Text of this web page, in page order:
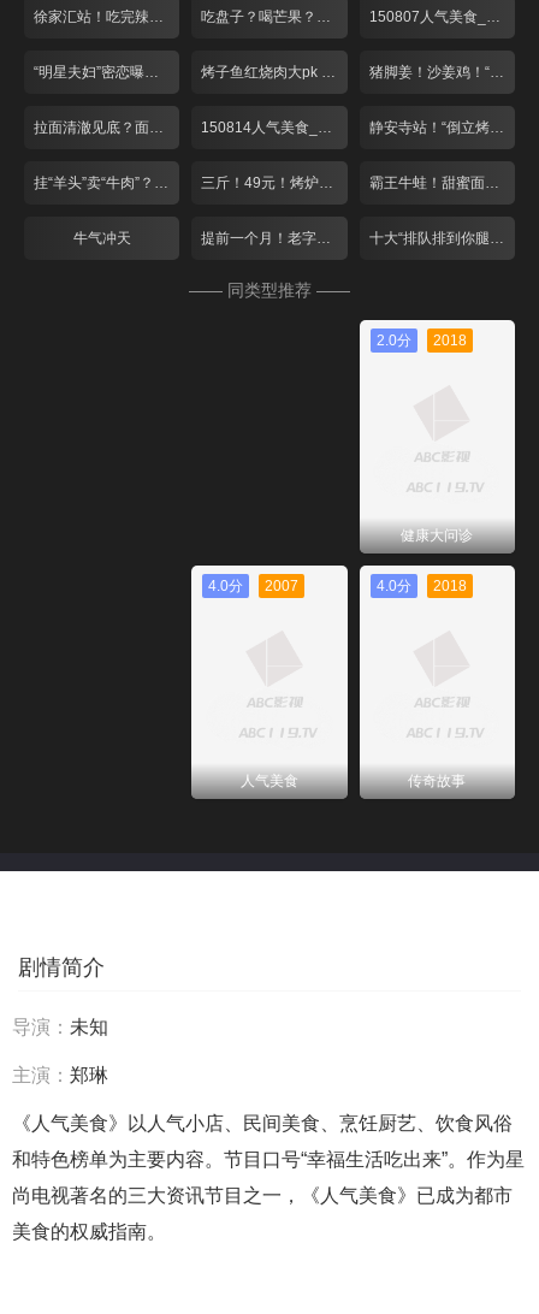
徐家汇站！吃完辣的 来点冰的 吃盘子？喝芒果？夏日里的小清新！ 150807人气美食_001
“明星夫妇”密恋曝光？绝妙搭配酸爽一夏！ 烤子鱼红烧肉大pk 爆笑游戏赢免单！ 猪脚姜！沙姜鸡！“空调病”驱寒气
拉面清澈见底？面包比头大？ 150814人气美食_001 静安寺站！“倒立烤鱼”遇上猫咪蛋糕
挂“羊头”卖“牛肉”？双层火锅大对决！ 三斤！49元！烤炉“蹦”出大牛蛙 霸王牛蛙！甜蜜面包！这个七夕去张江！
牛气冲天 提前一个月！老字号月饼排队忙 十大“排队排到你腿软”餐厅
—— 同类型推荐 ——
2.0分 2018
健康大问诊
4.0分 2007
人气美食
4.0分 2018
传奇故事
剧情简介
导演： 未知
主演： 郑琳
《人气美食》以人气小店、民间美食、烹饪厨艺、饮食风俗
和特色榜单为主要内容。节目口号“幸福生活吃出来”。作为星
尚电视著名的三大资讯节目之一，《人气美食》已成为都市
美食的权威指南。